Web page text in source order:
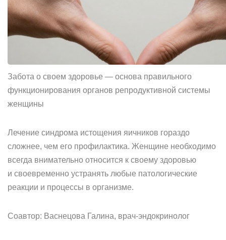
Забота о своем здоровье — основа правильного
функционирования органов репродуктивной системы
женщины
Лечение синдрома истощения яичников гораздо
сложнее, чем его профилактика. Женщине необходимо
всегда внимательно относится к своему здоровью
и своевременно устранять любые патологические
реакции и процессы в организме.
Соавтор: Васнецова Галина, врач-эндокринолог